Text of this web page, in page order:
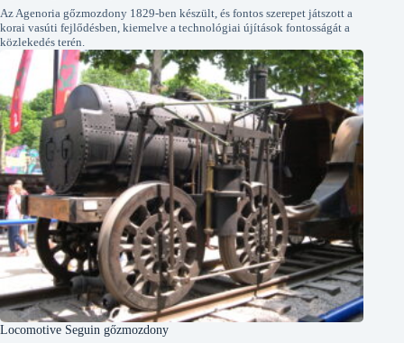
Az Agenoria gőzmozdony 1829-ben készült, és fontos szerepet játszott a
korai vasúti fejlődésben, kiemelve a technológiai újítások fontosságát a
közlekedés terén.
Locomotive Seguin gőzmozdony